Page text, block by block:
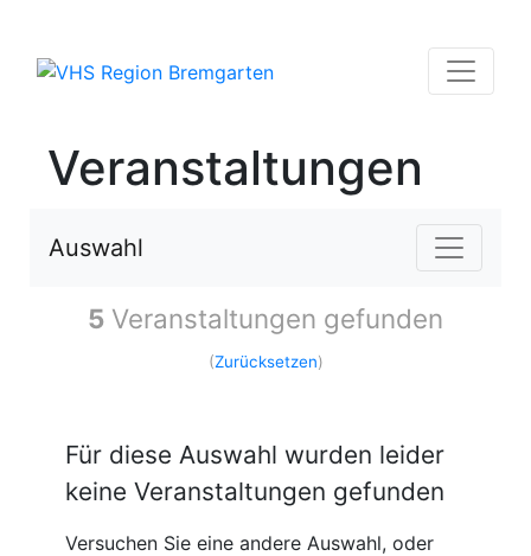
Veranstaltungen
Auswahl
5 Veranstaltungen gefunden
(Zurücksetzen)
Für diese Auswahl wurden leider
keine Veranstaltungen gefunden
Versuchen Sie eine andere Auswahl, oder